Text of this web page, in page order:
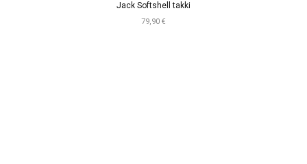
Jack Softshell takki
79,90 €